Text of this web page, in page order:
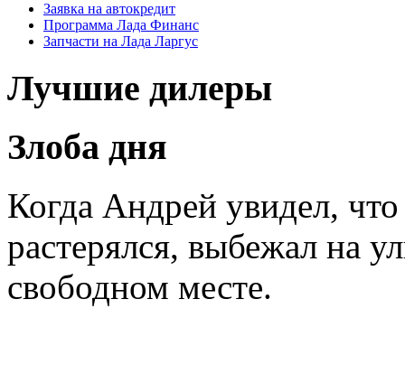
Заявка на автокредит
Программа Лада Финанс
Запчасти на Лада Ларгус
Лучшие дилеры
Злоба дня
Когда Андрей увидел,
растерялся, выбежал на
свободном месте.